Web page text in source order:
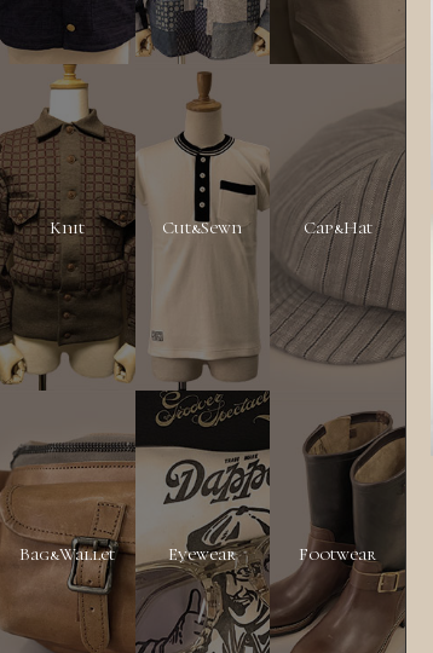
Knit Cut&Sewn Cap&Hat
Bag&Wallet Eyewear Footwear